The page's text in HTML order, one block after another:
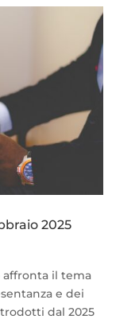
2025
affronta il tema
e dei
dal 2025